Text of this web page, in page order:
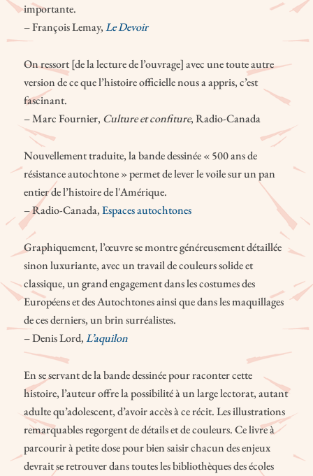
importante.
– François Lemay,Le Devoir
On ressort [de la lecture de l’ouvrage] avec une toute autre
version de ce que l’histoire officielle nous a appris, c’est
fascinant.
– Marc Fournier, Culture et confiture, Radio-Canada
Nouvellement traduite, la bande dessinée « 500 ans de
résistance autochtone » permet de lever le voile sur un pan
entier de l’histoire de l'Amérique.
– Radio-Canada,Espaces autochtones
Graphiquement, l’œuvre se montre généreusement détaillée
sinon luxuriante, avec un travail de couleurs solide et
classique, un grand engagement dans les costumes des
Européens et des Autochtones ainsi que dans les maquillages
de ces derniers, un brin surréalistes.
– Denis Lord,L’aquilon
En se servant de la bande dessinée pour raconter cette
histoire, l’auteur offre la possibilité à un large lectorat, autant
adulte qu’adolescent, d’avoir accès à ce récit. Les illustrations
remarquables regorgent de détails et de couleurs. Ce livre à
parcourir à petite dose pour bien saisir chacun des enjeux
devrait se retrouver dans toutes les bibliothèques des écoles